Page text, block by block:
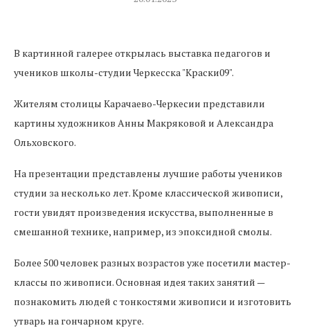
В картинной галерее открылась выставка педагогов и
учеников школы-студии Черкесска "Краски09".
Жителям столицы Карачаево-Черкесии представили
картины художников Анны Макряковой и Александра
Ольховского.
На презентации представлены лучшие работы учеников
студии за несколько лет. Кроме классической живописи,
гости увидят произведения искусства, выполненные в
смешанной технике, например, из эпоксидной смолы.
Более 500 человек разных возрастов уже посетили мастер-
классы по живописи. Основная идея таких занятий —
познакомить людей с тонкостями живописи и изготовить
утварь на гончарном круге.